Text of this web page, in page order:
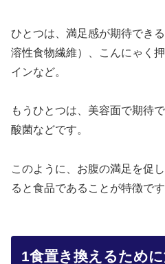
ひとつは、満足感が期待でき
溶性食物繊維）、こんにゃく
インなど。
もうひとつは、美容面で期待
酸菌などです。
このように、お腹の満足を促
ると食品であることが特徴です
1食置き換えるため